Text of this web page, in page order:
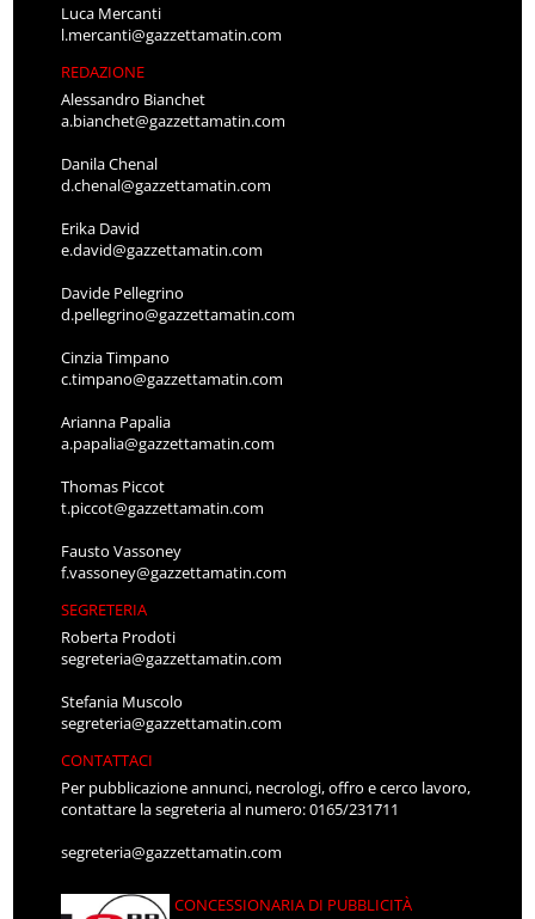
Luca Mercanti
l.mercanti@gazzettamatin.com
REDAZIONE
Alessandro Bianchet
a.bianchet@gazzettamatin.com
Danila Chenal
d.chenal@gazzettamatin.com
Erika David
e.david@gazzettamatin.com
Davide Pellegrino
d.pellegrino@gazzettamatin.com
Cinzia Timpano
c.timpano@gazzettamatin.com
Arianna Papalia
a.papalia@gazzettamatin.com
Thomas Piccot
t.piccot@gazzettamatin.com
Fausto Vassoney
f.vassoney@gazzettamatin.com
SEGRETERIA
Roberta Prodoti
segreteria@gazzettamatin.com
Stefania Muscolo
segreteria@gazzettamatin.com
CONTATTACI
Per pubblicazione annunci, necrologi, offro e cerco lavoro,
contattare la segreteria al numero: 0165/231711
segreteria@gazzettamatin.com
CONCESSIONARIA DI PUBBLICITÀ